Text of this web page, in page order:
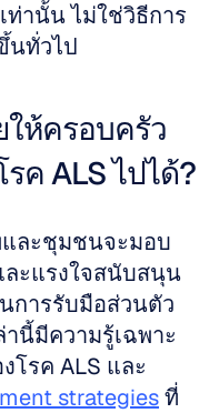
ท่านั้น ไม่ใช่วิธีการ
นทั่วไป
ห้ครอบครัว
ค ALS ไปได้?
ละชุมชนจะมอบ
ะแรงใจสนับสนุน
การรับมือส่วนตัว
นี้มีความรู้เฉพาะ
โรค ALS และ
strategies ที่